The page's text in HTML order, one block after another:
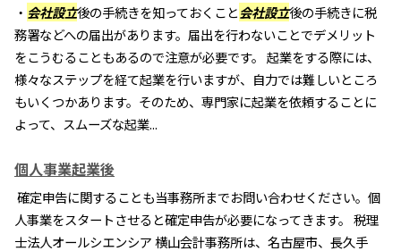
・ 会社設立後の手続きを知っておくこと会社設立後の手続きに税
務署などへの届出があります。届出を行わないことでデメリット
をこうむることもあるので注意が必要です。 起業をする際には、
様々なステップを経て起業を行いますが、自力では難しいところ
もいくつかあります。そのため、専門家に起業を依頼することに
よって、スムーズな起業...
個人事業起業後
確定申告に関することも当事務所までお問い合わせください。個
人事業をスタートさせると確定申告が必要になってきます。 税理
士法人オールシエンシア 横山会計事務所は、名古屋市、長久手